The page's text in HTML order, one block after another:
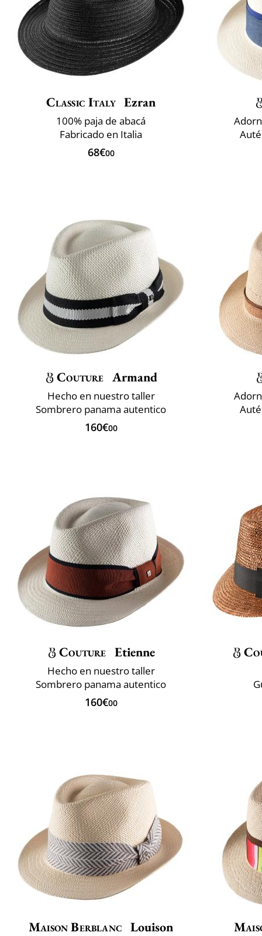
Classic Italy Ezran
100% paja de abacá
Fabricado en Italia
68€00
Couture Armand
Hecho en nuestro taller
Sombrero panama autentico
160€00
Couture Etienne
Hecho en nuestro taller
Sombrero panama autentico
160€00
Maison Berblanc Louison